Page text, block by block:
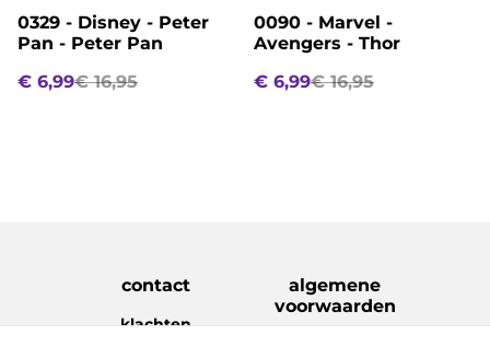
%
0329 - Disney - Peter
Pan - Peter Pan
€ 6,99€ 16,95
%
0090 - Marvel -
Avengers - Thor
€ 6,99€ 16,95
contact
klachten
algemene
voorwaarden